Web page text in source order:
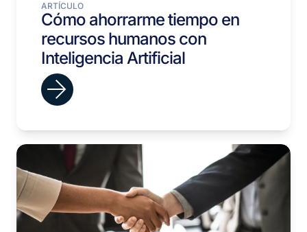
ARTÍCULO
Cómo ahorrarme tiempo en
recursos humanos con
Inteligencia Artificial